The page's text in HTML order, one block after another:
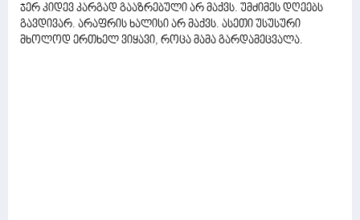
ჯერ კიდევ კარგად გააზრებული არ მაქვს. უმძიმეს დღეებს
გავდივარ. არაფრის ხალისი არ მაქვს. ასეთი უსუსური
მხოლოდ ერთხელ ვიყავი, როცა მამა გარდამეცვალა.